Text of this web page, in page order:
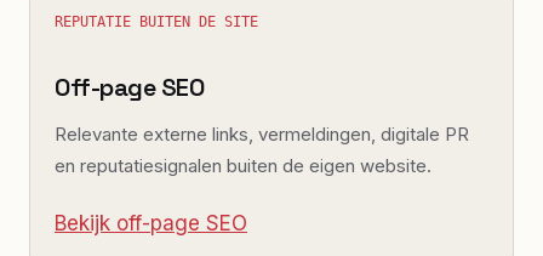
REPUTATIE BUITEN DE SITE
Off-page SEO
Relevante externe links, vermeldingen, digitale PR
en reputatiesignalen buiten de eigen website.
Bekijk off-page SEO